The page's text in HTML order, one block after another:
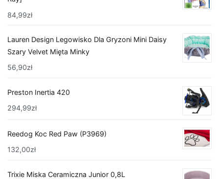
84,99zł
Lauren Design Legowisko Dla Gryzoni Mini Daisy
Szary Velvet Mięta Minky
56,90zł
Preston Inertia 420
294,99zł
Reedog Koc Red Paw (P3969)
132,00zł
Trixie Miska Ceramiczna Junior 0,8L